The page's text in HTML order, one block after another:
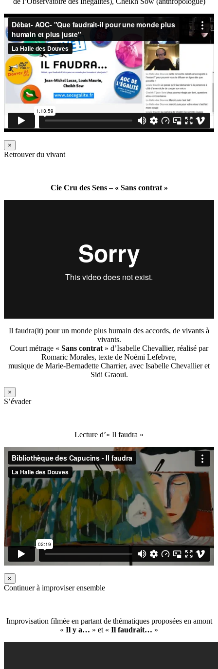
×
Retrouver du vivant
Cie Cru des Sens – « Sans contrat »
Il faudra(it) pour un monde plus humain des accords, de vivants à
vivants.
Court métrage « Sans contrat » d’Isabelle Chevallier, réalisé par
Romaric Morales, texte de Noémi Lefebvre,
musique de Marie-Bernadette Charrier, avec Isabelle Chevallier et
Sidi Graoui.
×
S’évader
Lecture d’« Il faudra »
×
Continuer à improviser ensemble
Improvisation filmée en partant de thématiques proposées en amont
« Il y a… » et « Il faudrait… »